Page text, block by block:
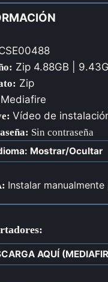
Zip 4.88GB |
Zip
Mediafire
Vídeo de
: Sin contraseña
Mostrar/Ocultar
Instalar
AQUÍ